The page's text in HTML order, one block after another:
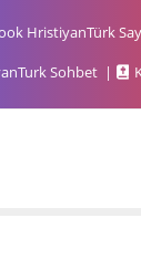
HristiyanTürk
Sohbet